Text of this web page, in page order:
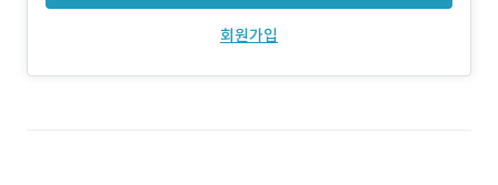
회원가입